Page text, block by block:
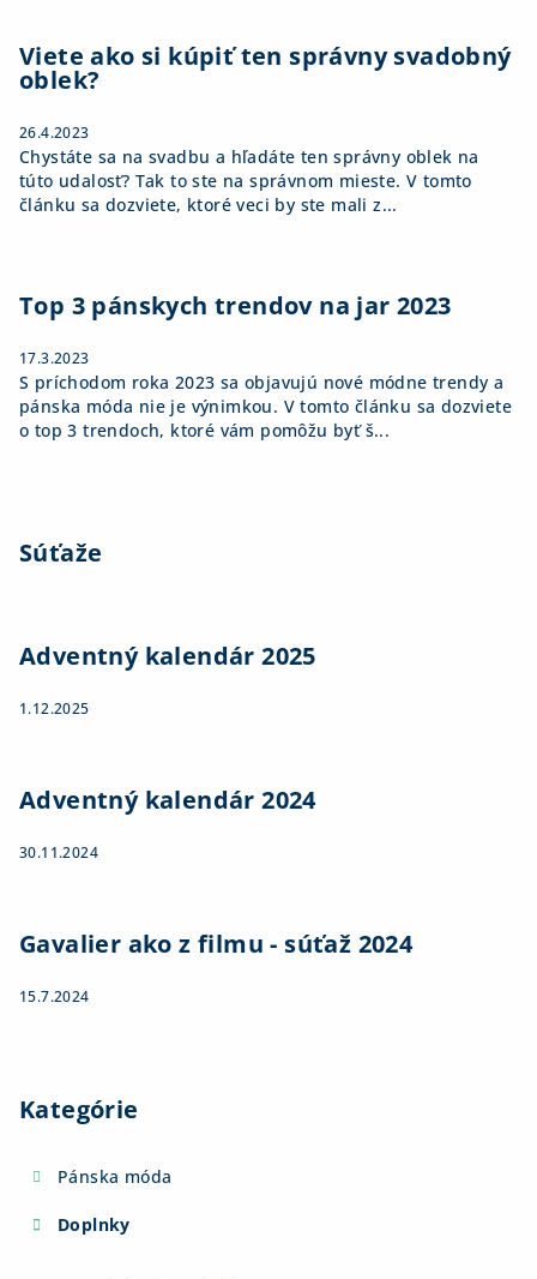
Viete ako si kúpiť ten správny svadobný
oblek?
26.4.2023
Chystáte sa na svadbu a hľadáte ten správny oblek na
túto udalosť? Tak to ste na správnom mieste. V tomto
článku sa dozviete, ktoré veci by ste mali z...
Top 3 pánskych trendov na jar 2023
17.3.2023
S príchodom roka 2023 sa objavujú nové módne trendy a
pánska móda nie je výnimkou. V tomto článku sa dozviete
o top 3 trendoch, ktoré vám pomôžu byť š...
Súťaže
Adventný kalendár 2025
1.12.2025
Adventný kalendár 2024
30.11.2024
Gavalier ako z filmu - súťaž 2024
15.7.2024
Kategórie
Pánska móda
Doplnky